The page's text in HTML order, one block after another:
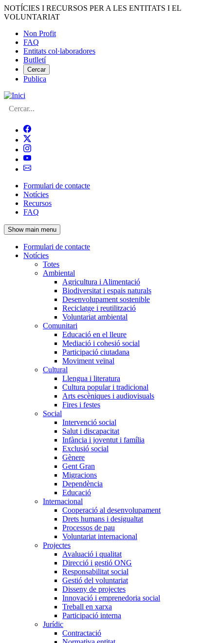
Vés
al
NOTÍCIES I RECURSOS PER A LES ENTITATS I EL
VOLUNTARIAT
Menú
del
compte
d'usuari
Non Profit
FAQ
Entitats col·laboradores
Butlletí
Cercar
Publica
Cerca
Navegació
principal
de
l'encapçalament
Formulari de contacte
Notícies
Recursos
FAQ
Show main menu
Navegació
principal
Formulari de contacte
Notícies
Totes
Ambiental
Agricultura i Alimentació
Biodiversitat i espais naturals
Desenvolupament sostenible
Reciclatge i reutilització
Voluntariat ambiental
Comunitari
Educació en el lleure
Mediació i cohesió social
Participació ciutadana
Moviment veïnal
Cultural
Llengua i literatura
Cultura popular i tradicional
Arts escèniques i audiovisuals
Fires i festes
Social
Intervenció social
Salut i discapacitat
Infància i joventut i família
Exclusió social
Gènere
Gent Gran
Migracions
Dependència
Educació
Internacional
Cooperació al desenvolupament
Drets humans i desigualtat
Processos de pau
Voluntariat internacional
Projectes
Avaluació i qualitat
Direcció i gestió ONG
Responsabilitat social
Gestió del voluntariat
Disseny de projectes
Innovació i emprenedoria social
Treball en xarxa
Participació interna
Jurídic
Contractació